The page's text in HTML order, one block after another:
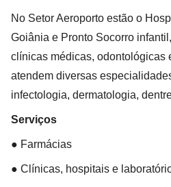
No Setor Aeroporto estão o
Goiânia e Pronto Socorro
clínicas médicas, odontológicas
atendem diversas
infectologia, dermatologia,
Serviços
● Farmácias
● Clínicas, hospitais e